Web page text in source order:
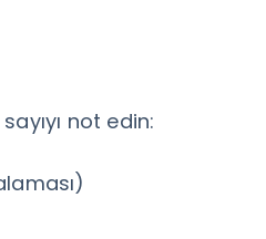
not edin: